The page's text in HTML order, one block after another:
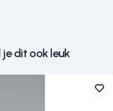
dit ook leuk